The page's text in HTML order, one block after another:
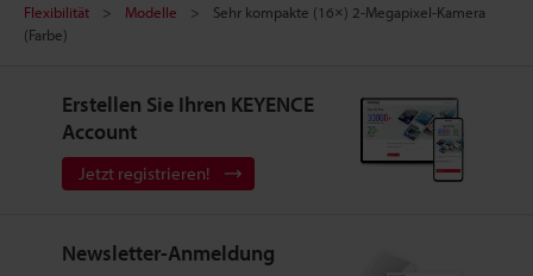
Flexibilität
Modelle
Sehr kompakte (16×) 2-Megapixel-Kamera
(Farbe)
Erstellen Sie Ihren KEYENCE
Account
Jetzt registrieren!
Newsletter-Anmeldung